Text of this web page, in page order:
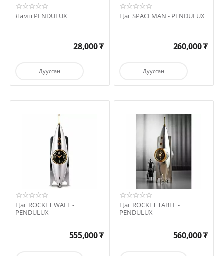
Ламп PENDULUX
28,000₮
Дууссан
Цаг SPACEMAN - PENDULUX
260,000₮
Дууссан
Цаг ROCKET WALL -
PENDULUX
555,000₮
Цаг ROCKET TABLE -
PENDULUX
560,000₮